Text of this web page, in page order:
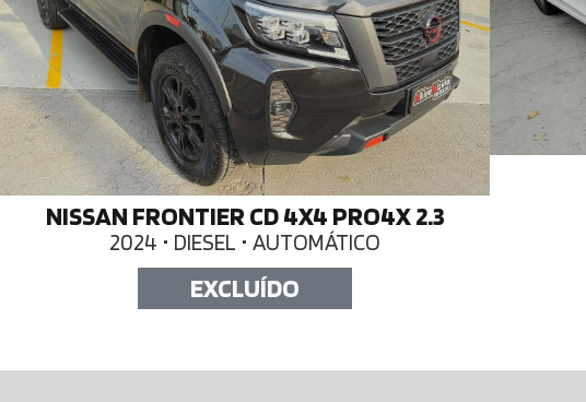
NISSAN FRONTIER CD 4X4 PRO4X 2.3
2024 • DIESEL • AUTOMÁTICO
EXCLUÍDO